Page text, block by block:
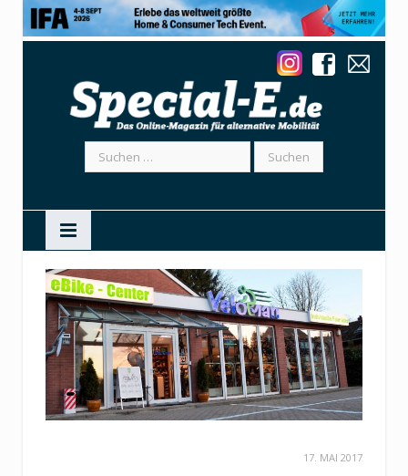
Suchen
nach:
17. MAI 2017